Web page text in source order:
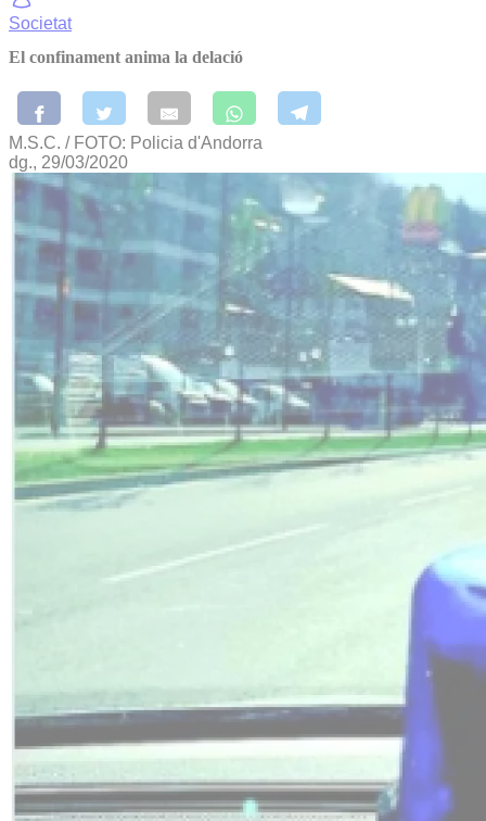
Societat
El confinament anima la delació
M.S.C. / FOTO: Policia d'Andorra
dg., 29/03/2020